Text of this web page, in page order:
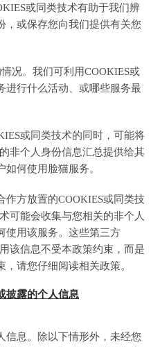
或同类技术有助于我们辨
，或保存您向我们提供有关您
况。我们可利用COOKIES或
进行什么活动、或哪些服务最
或同类技术的同时，可能将
非个人身份信息汇总提供给其
何使用脸猫服务。
作方放置的COOKIES或同类技
可能会收集与您相关的非个人
使用该服务。这些第三方
该信息不受本政策约束，而是
请您仔细阅读相关政策。
披露的个人信息
信息。除以下情形外，未经您